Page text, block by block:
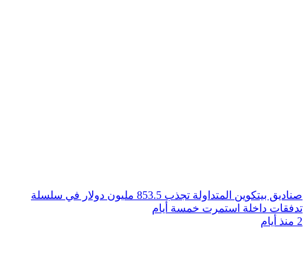
صناديق بيتكوين المتداولة تجذب 853.5 مليون دولار في سلسلة
تدفقات داخلة استمرت خمسة أيام
2 منذ أيام